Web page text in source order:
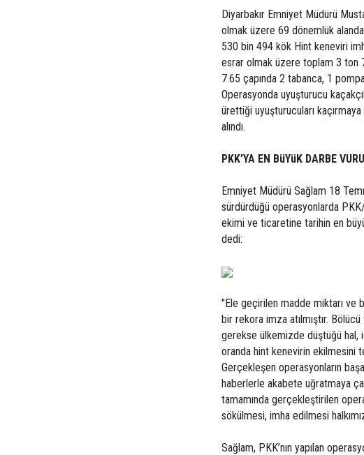
Diyarbakır Emniyet Müdürü
olmak üzere 69 dönemlük
530 bin 494 kök Hint keneviri
esrar olmak üzere toplam 3 ton
7.65 çapında 2 tabanca, 1
Operasyonda uyuşturucu
ürettiği uyuşturucuları
alındı.
PKK’YA EN BüYüK DARBE
Emniyet Müdürü Sağlam 18
sürdürdüğü operasyonlarda
ekimi ve ticaretine tarihin en
dedi:
"Ele geçirilen madde miktarı ve
bir rekora imza atılmıştır.
gerekse ülkemizde düştüğü hal,
oranda hint kenevirin ekilmesini
Gerçekleşen operasyonların
haberlerle akabete uğratmaya
tamamında gerçekleştirilen
sökülmesi, imha edilmesi
Sağlam, PKK’nın yapılan